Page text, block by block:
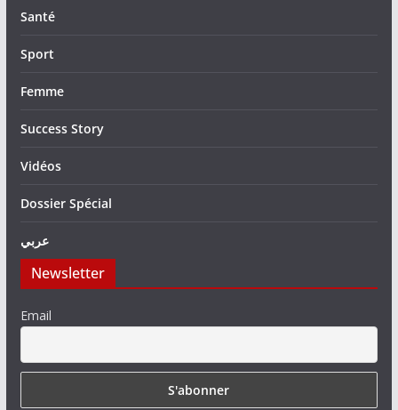
Santé
Sport
Femme
Success Story
Vidéos
Dossier Spécial
عربي
Newsletter
Email